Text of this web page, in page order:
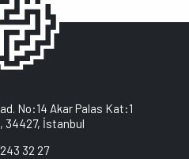
No:14 Akar Palas Kat:1
34427, İstanbul
32 27